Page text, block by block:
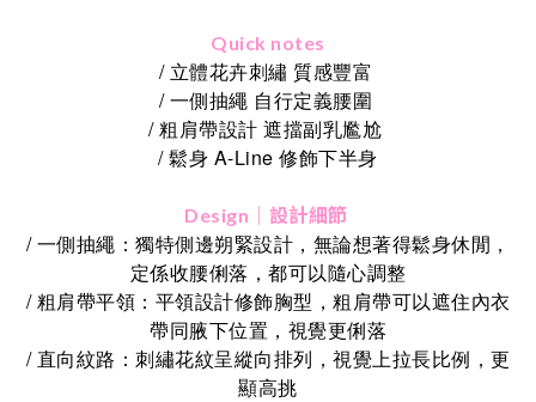
Quick notes
/ 立體花卉刺繡 質感豐富
/ 一側抽繩 自行定義腰圍
/ 粗肩帶設計 遮擋副乳尷尬
/ 鬆身 A-Line 修飾下半身
Design｜設計細節
/ 一側抽繩：獨特側邊朔緊設計，無論想著得鬆身休閒，
定係收腰俐落，都可以隨心調整
/ 粗肩帶平領：平領設計修飾胸型，粗肩帶可以遮住內衣
帶同腋下位置，視覺更俐落
/ 直向紋路：刺繡花紋呈縱向排列，視覺上拉長比例，更
顯高挑